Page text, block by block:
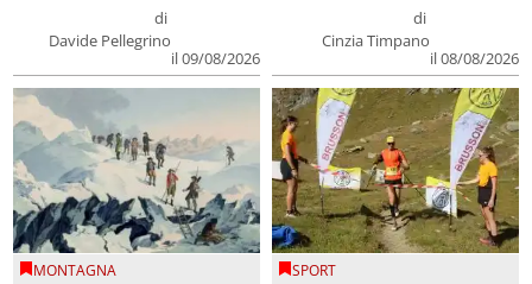
di
Davide Pellegrino
il 09/08/2026
di
Cinzia Timpano
il 08/08/2026
MONTAGNA SPORT